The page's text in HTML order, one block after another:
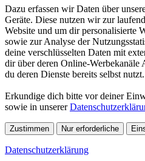
Dazu erfassen wir Daten über
Geräte. Diese nutzen wir zur
Website und um dir personalisierte
sowie zur Analyse der
deine verschlüsselten Daten mit
dir über deren Online-Werbekanäle
du deren Dienste bereits selbst nutzt.
Erkundige dich bitte vor deiner
sowie in unserer
Zustimmen Nur erforderliche
Datenschutzerklärung